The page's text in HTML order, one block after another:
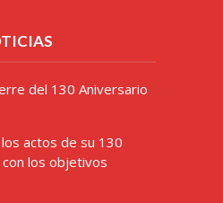
del 130 Aniversario
actos de su 130
los objetivos